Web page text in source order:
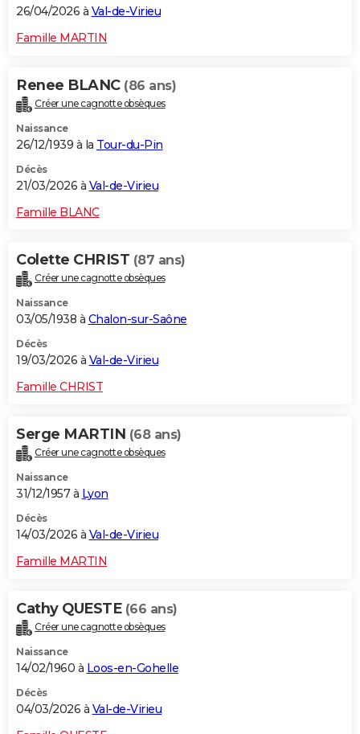
26/04/2026 à Val-de-Virieu
Famille MARTIN
Renee BLANC (86 ans)
Créer une cagnotte obsèques
Naissance
26/12/1939 à la Tour-du-Pin
Décès
21/03/2026 à Val-de-Virieu
Famille BLANC
Colette CHRIST (87 ans)
Créer une cagnotte obsèques
Naissance
03/05/1938 à Chalon-sur-Saône
Décès
19/03/2026 à Val-de-Virieu
Famille CHRIST
Serge MARTIN (68 ans)
Créer une cagnotte obsèques
Naissance
31/12/1957 à Lyon
Décès
14/03/2026 à Val-de-Virieu
Famille MARTIN
Cathy QUESTE (66 ans)
Créer une cagnotte obsèques
Naissance
14/02/1960 à Loos-en-Gohelle
Décès
04/03/2026 à Val-de-Virieu